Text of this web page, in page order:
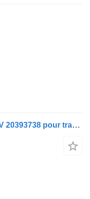
Essieu Volvo support de tige en V 20393738 pour tracteur routier Volvo FH13